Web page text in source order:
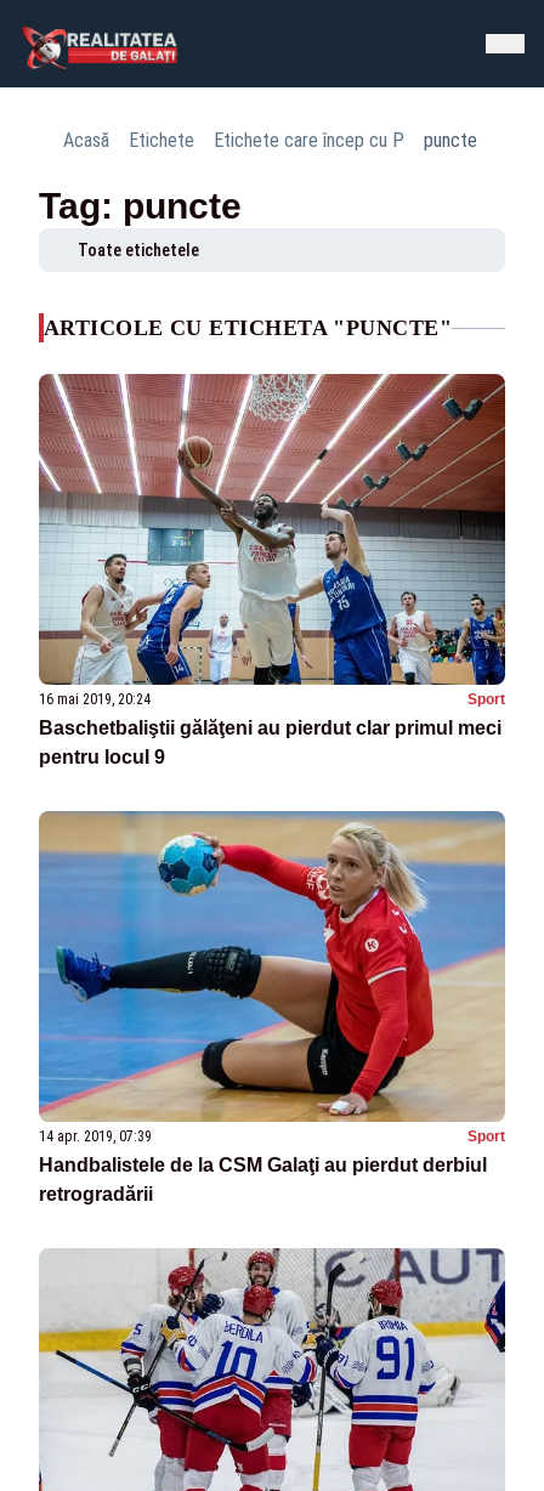
Acasă Etichete Etichete care încep cu P puncte
Tag: puncte
Toate etichetele
ARTICOLE CU ETICHETA "PUNCTE"
16 mai 2019, 20:24 Sport
Baschetbaliştii gălăţeni au pierdut clar primul meci
pentru locul 9
14 apr. 2019, 07:39 Sport
Handbalistele de la CSM Galaţi au pierdut derbiul
retrogradării